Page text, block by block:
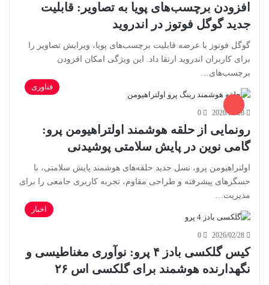
افزودن برچسب‌های پویا به تصاویر: قابلیت
جدید گوگل فوتوز در اندروید
گوگل فوتوز با عرضه قابلیت برچسب‌های پویا، ویرایش تصاویر را
برای کاربران اندروید ارتقا داد. این ویژگی امکان افزودن
برچسب‌های…
فناوری
2026/02/28
0
رونمایی از حلقه هوشمند اولتراهیومن پرو:
گامی نوین در پایش سلامتی پوشیدنی
اولتراهیومن پرو، نسل جدید حلقه‌های هوشمند پایش سلامتی، با
حسگرهای پیشرفته و طراحی مقاوم، تجربه کاربری جامعی را برای
مدیریت…
اخبار
2026/02/28
0
کیس گلکسی بادز ۴ پرو: نوآوری مغناطیسی و
نگهدارنده هوشمند برای گلکسی اس ۲۶